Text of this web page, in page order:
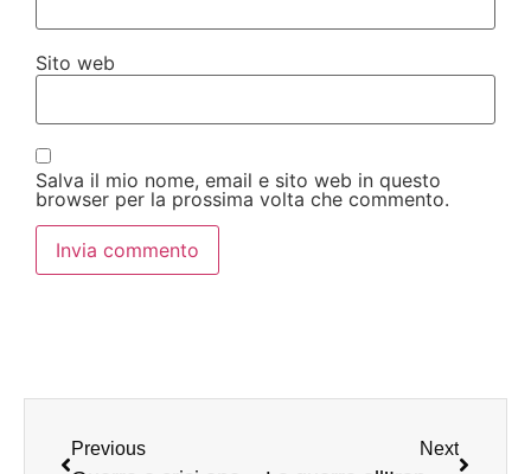
Sito web
Salva il mio nome, email e sito web in questo
browser per la prossima volta che commento.
Previous Next